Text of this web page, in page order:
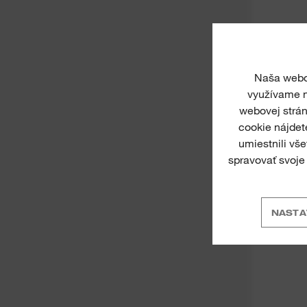
Naša
využívame
webovej
cookie
umiestnili
spravovať